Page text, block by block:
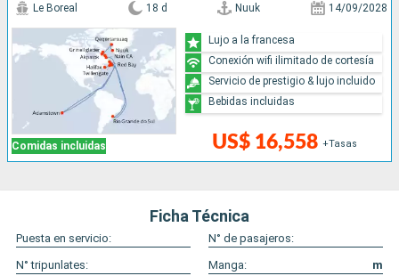
Comidas incluidas
Le Boreal 18 d Nuuk 14/09/2028
US$ 16,558 +Tasas
Lujo a la francesa
Conexión wifi ilimitado de cortesía
Servicio de prestigio & lujo incluido
Bebidas incluidas
Ficha Técnica
Puesta en servicio:
N° de pasajeros:
N° tripunlates:
Manga:
m